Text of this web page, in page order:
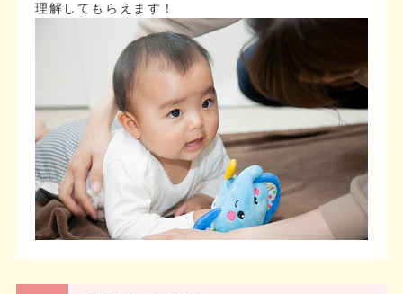
理解してもらえます！